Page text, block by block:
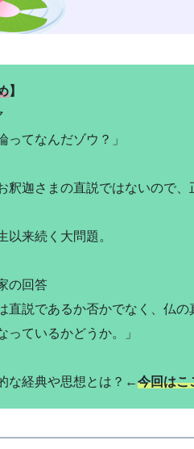
】
ってなんだゾウ？」
釈迦さまの直説ではないので
来続く大問題。
の回答
直説であるか否かでなく、仏
っているかどうか。」
な経典や思想とは？←今回はこ